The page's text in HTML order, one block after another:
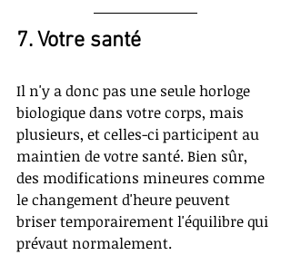
7. Votre santé
Il n'y a donc pas une seule horloge
biologique dans votre corps, mais
plusieurs, et celles-ci participent au
maintien de votre santé. Bien sûr,
des modifications mineures comme
le changement d'heure peuvent
briser temporairement l'équilibre qui
prévaut normalement.